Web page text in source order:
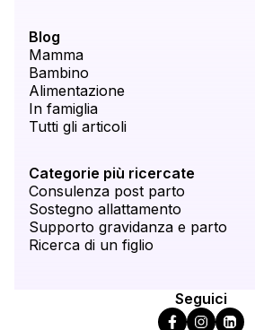
Blog
Mamma
Bambino
Alimentazione
In famiglia
Tutti gli articoli
Categorie più ricercate
Consulenza post parto
Sostegno allattamento
Supporto gravidanza e parto
Ricerca di un figlio
Seguici